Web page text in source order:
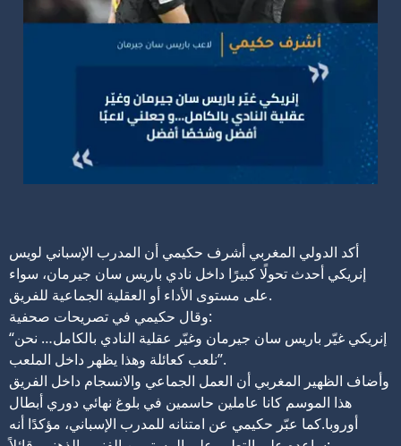
أكد الدولي المغربي أشرف حكيمي أن المدرب الإسباني لويس
إنريكي أحدث تحولًا كبيرًا داخل نادي باريس سان جيرمان، سواء
على مستوى الأداء أو العقلية الجماعية للفريق.
وقال حكيمي في تصريحات صحفية:
“إنريكي غيّر باريس سان جيرمان وغيّر عقلية النادي بالكامل… نحن
نلعب كعائلة وهذا يظهر داخل الملعب”.
وأضاف الظهير المغربي أن العمل الجماعي والانسجام داخل الفريق
هذا الموسم كانا عاملين حاسمين في بلوغ نهائي دوري أبطال
أوروبا.كما عبّر حكيمي عن امتنانه للمدرب الإسباني، مؤكدًا أنه